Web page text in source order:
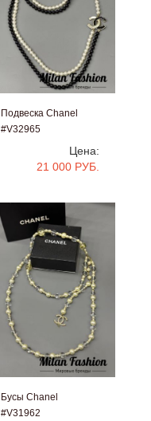
Подвеска Chanel
#V32965
Цена:
21 000 РУБ.
Бусы Chanel
#V31962